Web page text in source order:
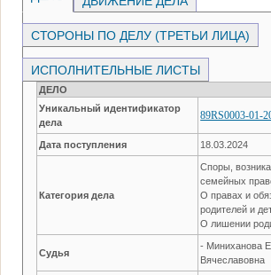
СТОРОНЫ ПО ДЕЛУ (ТРЕТЬИ ЛИЦА)
ИСПОЛНИТЕЛЬНЫЕ ЛИСТЫ
ДЕЛО
Уникальный идентификатор
дела
89RS0003-01-
Дата поступления 18.03.2024
Категория дела
Споры,
семейных
О правах и
родителей и
О лишении
Судья
- Миниханова
Вячеславовна